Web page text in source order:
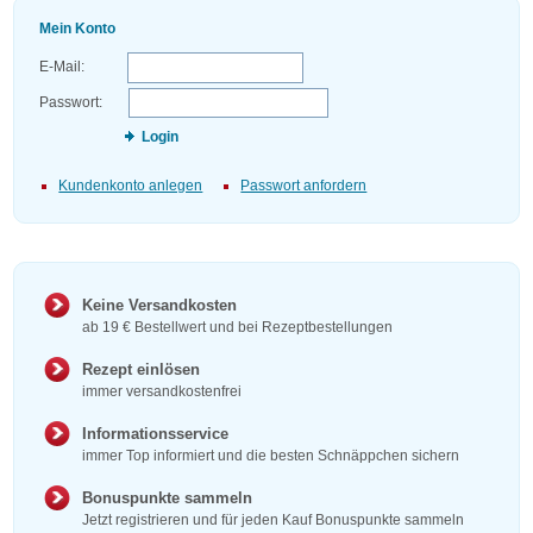
Mein Konto
E-Mail:
Passwort:
Login
Kundenkonto anlegen Passwort anfordern
Keine Versandkosten
ab 19 € Bestellwert und bei Rezeptbestellungen
Rezept einlösen
immer versandkostenfrei
Informationsservice
immer Top informiert und die besten Schnäppchen sichern
Bonuspunkte sammeln
Jetzt registrieren und für jeden Kauf Bonuspunkte sammeln